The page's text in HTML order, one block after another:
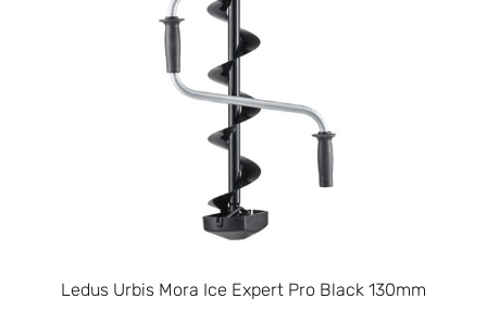
Ledus Urbis Mora Ice Expert Pro Black 130mm